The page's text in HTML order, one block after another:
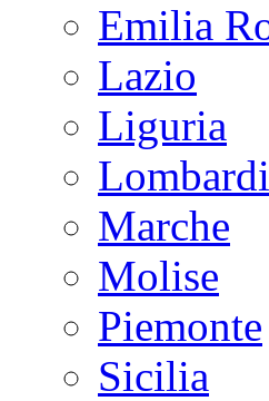
Emilia
Lazio
Liguria
Marche
Molise
Piemonte
Sicilia